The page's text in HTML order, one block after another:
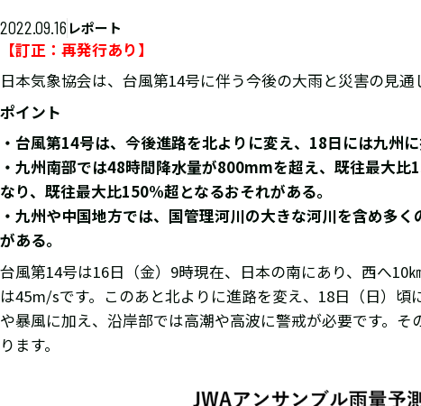
2022.09.16 レポート
【訂正：再発行あり】
日本気象協会は、台風第14号に伴う今後の大雨と災害の見
ポイント
・台風第14号は、今後進路を北よりに変え、18日には九州
・九州南部では48時間降水量が800mmを超え、既往最大
なり、既往最大比150%超となるおそれがある。
・九州や中国地方では、国管理河川の大きな河川を含め多
がある。
台風第14号は16日（金）9時現在、日本の南にあり、西へ
は45m/sです。このあと北よりに進路を変え、18日（日）
や暴風に加え、沿岸部では高潮や高波に警戒が必要です。
ります。